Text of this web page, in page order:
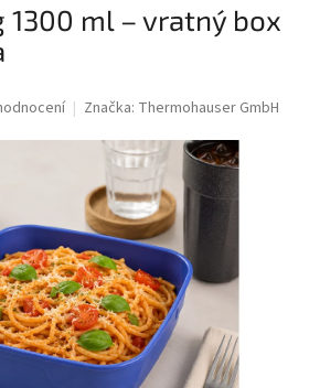
1300 ml – vratný box
Značka: Thermohauser GmbH